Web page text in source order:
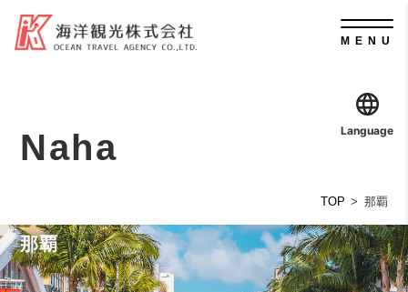
Language
MENU
Naha
TOP 那覇
那覇